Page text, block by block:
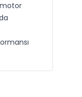
motor